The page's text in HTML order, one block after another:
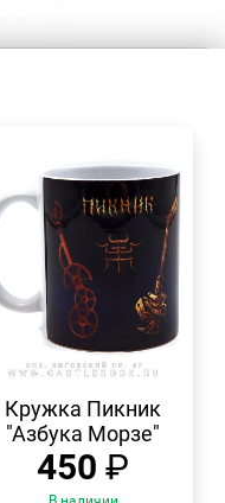
ПРОСМОТР
Кружка Пикник
"Азбука Морзе"
450 ₽